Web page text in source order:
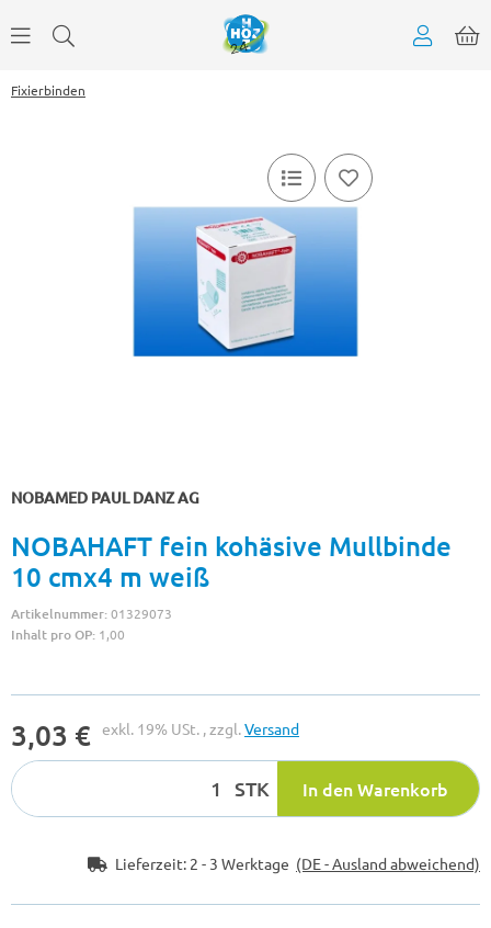
Fixierbinden
NOBAMED PAUL DANZ AG
NOBAHAFT fein kohäsive Mullbinde
10 cmx4 m weiß
Artikelnummer:01329073
Inhalt pro OP: 1,00
3,03 € exkl. 19% USt. , zzgl.Versand
STK In den Warenkorb
Lieferzeit: 2 - 3 Werktage (DE - Ausland abweichend)